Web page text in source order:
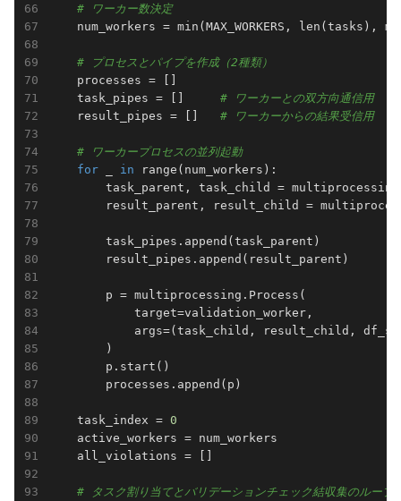
# ワーカー数決定
num_workers = min(MAX_WORKERS, len(tasks),
# プロセスとパイプを作成（2種類）
processes = []
task_pipes = [] # ワーカーとの双方向通信用
result_pipes = [] # ワーカーからの結果受信用
# ワーカープロセスの並列起動
for
in range(num_workers):
task_parent, task_child =
result_parent, result_child =
task_pipes.append(task_parent)
result_pipes.append(result_parent)
p = multiprocessing.Process(
target=validation_worker,
args=(task_child, result_child,
)
p.start()
processes.append(p)
task_index = 0
active_workers = num_workers
all_violations = []
# タスク割り当てとバリデーションチェック結収集のループ